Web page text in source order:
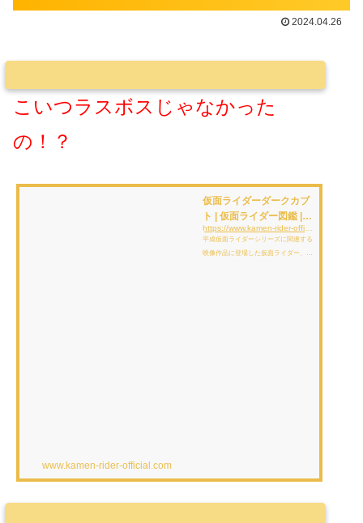
2024.04.26
こいつラスボスじゃなかった
の！？
仮面ライダーダークカブ
ト | 仮面ライダー図鑑 |
東映
平成仮面ライダーシリーズに関連する
映像作品に登場した仮面ライダー、変
www.kamen-rider-official.com